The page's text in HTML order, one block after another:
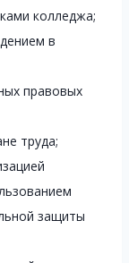
колледжа;
в
правовых
труда;
защиты